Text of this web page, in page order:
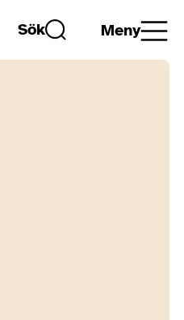
Sök Meny